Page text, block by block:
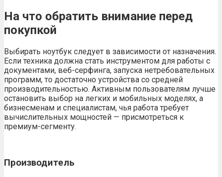
На что обратить внимание перед
покупкой
Выбирать ноутбук следует в зависимости от назначения.
Если техника должна стать инструментом для работы с
документами, веб-серфинга, запуска нетребовательных
программ, то достаточно устройства со средней
производительностью. Активным пользователям лучше
остановить выбор на легких и мобильных моделях, а
бизнесменам и специалистам, чья работа требует
вычислительных мощностей — присмотреться к
премиум-сегменту.
Производитель